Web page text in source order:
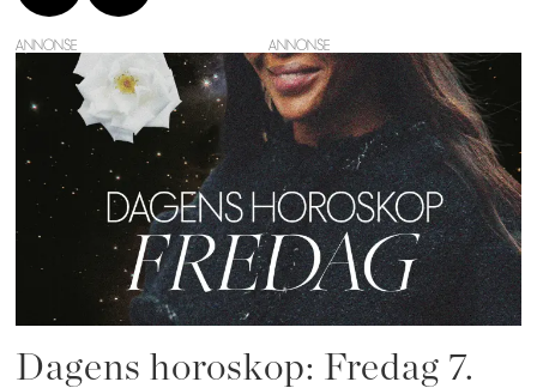
ANNONSE
Dagens horoskop: Fredag 7.